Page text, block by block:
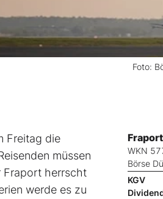
Foto:
Freitag die
müssen
Fraport herrscht
werde es zu
Fraport
WKN
Börse
KGV